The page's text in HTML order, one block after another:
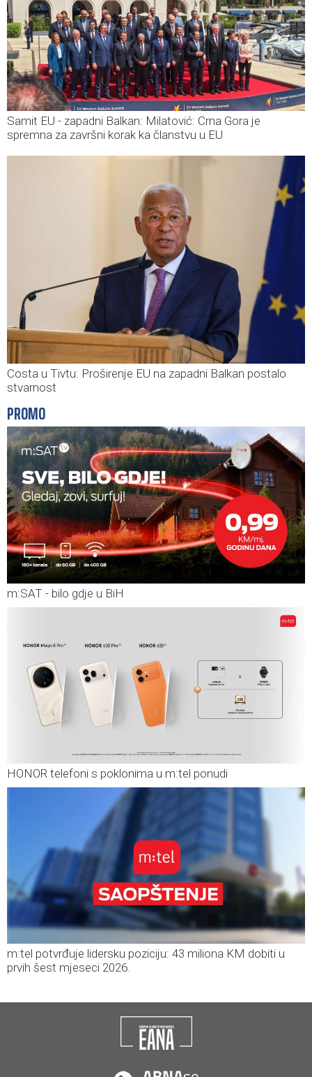
Samit EU - zapadni Balkan: Milatović: Crna Gora je
spremna za završni korak ka članstvu u EU
Costa u Tivtu: Proširenje EU na zapadni Balkan postalo
stvarnost
PROMO
m:SAT - bilo gdje u BiH
HONOR telefoni s poklonima u m:tel ponudi
m:tel potvrđuje lidersku poziciju: 43 miliona KM dobiti u
prvih šest mjeseci 2026.